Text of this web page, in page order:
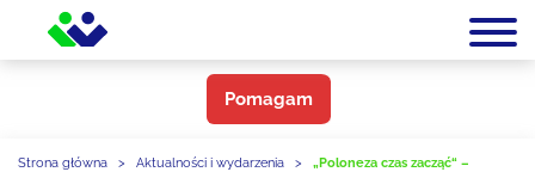
Pomagam
Strona główna > Aktualności i wydarzenia >
„Poloneza czas zacząć“ –